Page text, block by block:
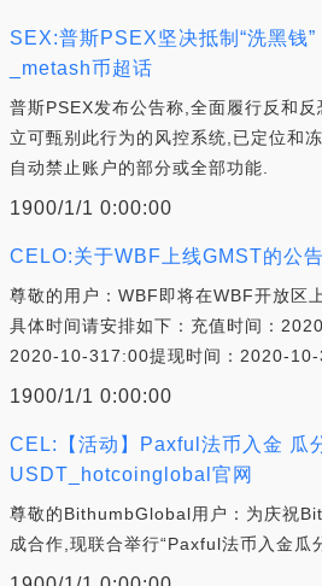
SEX:普斯PSEX坚决抵制“洗黑钱
_metash币超话
普斯PSEX发布公告称,全面履行反和
立可甄别此行为的风控系统,已定位和
自动禁止账户的部分或全部功能.
1900/1/1 0:00:00
CELO:关于WBF上线GMST的公
尊敬的用户：WBF即将在WBF开放区
具体时间请安排如下：充值时间：
2020-10-317:00提现时间：2020-10-
1900/1/1 0:00:00
CEL:【活动】Paxful法币入金 瓜
USDT_hotcoinglobal官网
尊敬的BithumbGlobal用户：为庆祝
成合作,现联合举行“Paxful法币入金瓜